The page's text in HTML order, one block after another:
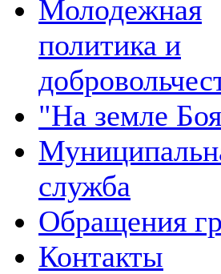
Молодежная
политика и
"На земле
служба
Обращения
Контакты